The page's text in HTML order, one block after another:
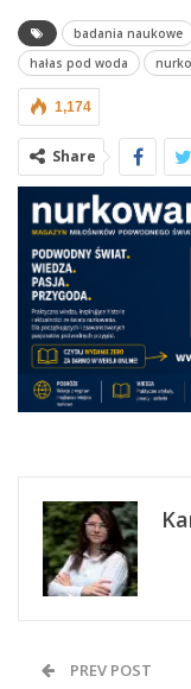
badania naukowe
hałas pod woda
1,174
Share
PREV POST